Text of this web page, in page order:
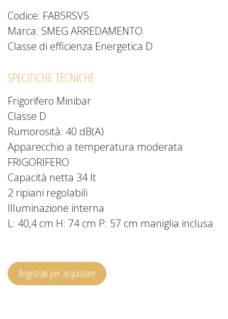
Codice: FAB5RSV5
Marca: SMEG ARREDAMENTO
Classe di efficienza Energetica D
SPECIFICHE TECNICHE
Frigorifero Minibar
Classe D
Rumorosità: 40 dB(A)
Apparecchio a temperatura moderata
FRIGORIFERO
Capacità netta 34 lt
2 ripiani regolabili
Illuminazione interna
L: 40,4 cm H: 74 cm P: 57 cm maniglia inclusa
Registrati per acquistare